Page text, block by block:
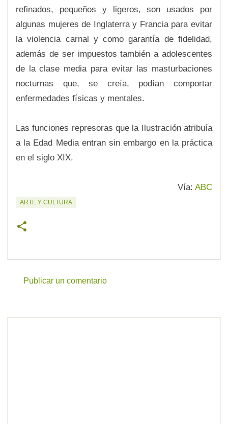
refinados, pequeños y ligeros, son usados por
algunas mujeres de Inglaterra y Francia para evitar
la violencia carnal y como garantía de fidelidad,
además de ser impuestos también a adolescentes
de la clase media para evitar las masturbaciones
nocturnas que, se creía, podían comportar
enfermedades físicas y mentales.
Las funciones represoras que la Ilustración atribuía
a la Edad Media entran sin embargo en la práctica
en el siglo XIX.
Vía: ABC
ARTE Y CULTURA
Publicar un comentario